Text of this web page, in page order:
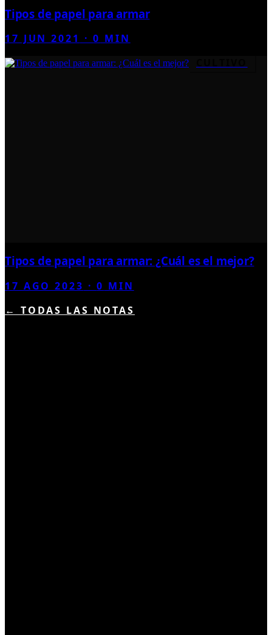
Tipos de papel para armar
17 JUN 2021 ·0 MIN
Tipos de papel para armar: ¿Cuál es el mejor?
17 AGO 2023 ·0 MIN
← TODAS LAS NOTAS